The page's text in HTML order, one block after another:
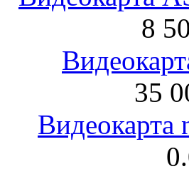
8
35
Видеокарта